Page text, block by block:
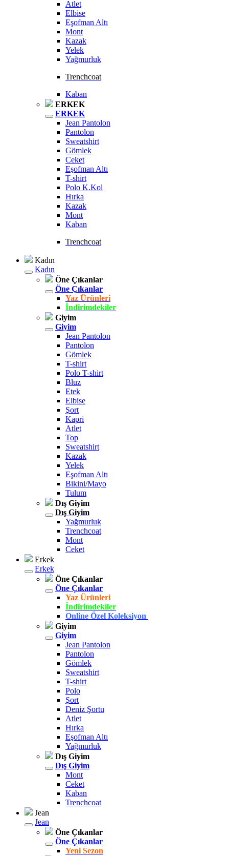
Atlet
Elbise
Eşofman Altı
Mont
Kazak
Yelek
Yağmurluk
Trenchcoat
Kaban
ERKEK
ERKEK
Jean Pantolon
Pantolon
Sweatshirt
Gömlek
Ceket
Eşofman Altı
T-shirt
Polo K.Kol
Hırka
Kazak
Mont
Kaban
Trenchcoat
Kadın
Kadın
Öne Çıkanlar
Öne Çıkanlar
Yaz Ürünleri
İndirimdekiler
Giyim
Giyim
Jean Pantolon
Pantolon
Gömlek
T-shirt
Polo T-shirt
Bluz
Etek
Elbise
Şort
Kapri
Atlet
Top
Sweatshirt
Kazak
Yelek
Eşofman Altı
Bikini/Mayo
Tulum
Dış Giyim
Dış Giyim
Yağmurluk
Trenchcoat
Mont
Ceket
Erkek
Erkek
Öne Çıkanlar
Öne Çıkanlar
Yaz Ürünleri
İndirimdekiler
Online Özel Koleksiyon
Giyim
Giyim
Jean Pantolon
Pantolon
Gömlek
Sweatshirt
T-shirt
Polo
Şort
Deniz Şortu
Atlet
Hırka
Eşofman Altı
Yağmurluk
Dış Giyim
Dış Giyim
Mont
Ceket
Kaban
Trenchcoat
Jean
Jean
Öne Çıkanlar
Öne Çıkanlar
Yeni Sezon